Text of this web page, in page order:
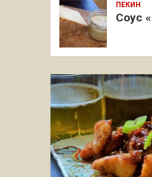
ПЕКИН
Соус